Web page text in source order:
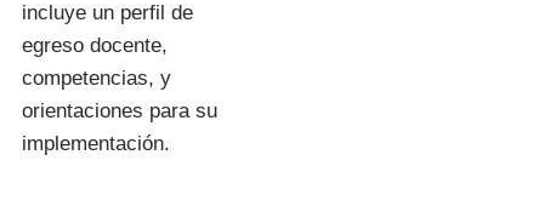
incluye un perfil de
egreso docente,
competencias, y
orientaciones para su
implementación.